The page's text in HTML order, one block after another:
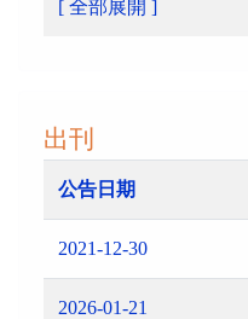
[ 全部展開 ]
出刊
公告日期
2021-12-30
2026-01-21